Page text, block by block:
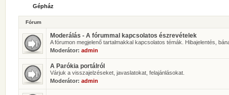
Gépház
Fórum
Moderálás - A fórummal kapcsolatos észrevételek
A fórumon megjelenő tartalmakkal kapcsolatos témák. Hibajelentés,
Moderátor: admin
A Parókia portálról
Várjuk a visszajelzéseket, javaslatokat, felajánlásokat.
Moderátor: admin